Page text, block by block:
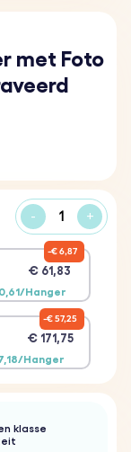
met Foto
- +
€ 61,83
Hanger
€ 6,87
€ 171,75
Hanger
€ 57,25
klasse